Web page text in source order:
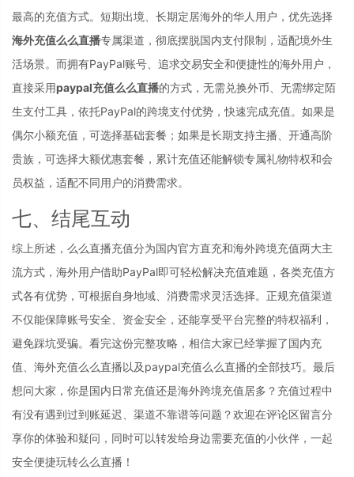
最高的充值方式。短期出境、长期定居海外的华人用户，优先选择
海外充值么么直播专属渠道，彻底摆脱国内支付限制，适配境外生
活场景。而拥有PayPal账号、追求交易安全和便捷性的海外用户，
直接采用paypal充值么么直播的方式，无需兑换外币、无需绑定陌
生支付工具，依托PayPal的跨境支付优势，快速完成充值。如果是
偶尔小额充值，可选择基础套餐；如果是长期支持主播、开通高阶
贵族，可选择大额优惠套餐，累计充值还能解锁专属礼物特权和会
员权益，适配不同用户的消费需求。
七、结尾互动
综上所述，么么直播充值分为国内官方直充和海外跨境充值两大主
流方式，海外用户借助PayPal即可轻松解决充值难题，各类充值方
式各有优势，可根据自身地域、消费需求灵活选择。正规充值渠道
不仅能保障账号安全、资金安全，还能享受平台完整的特权福利，
避免踩坑受骗。看完这份完整攻略，相信大家已经掌握了国内充
值、海外充值么么直播以及paypal充值么么直播的全部技巧。最后
想问大家，你是国内日常充值还是海外跨境充值居多？充值过程中
有没有遇到过到账延迟、渠道不靠谱等问题？欢迎在评论区留言分
享你的体验和疑问，同时可以转发给身边需要充值的小伙伴，一起
安全便捷玩转么么直播！